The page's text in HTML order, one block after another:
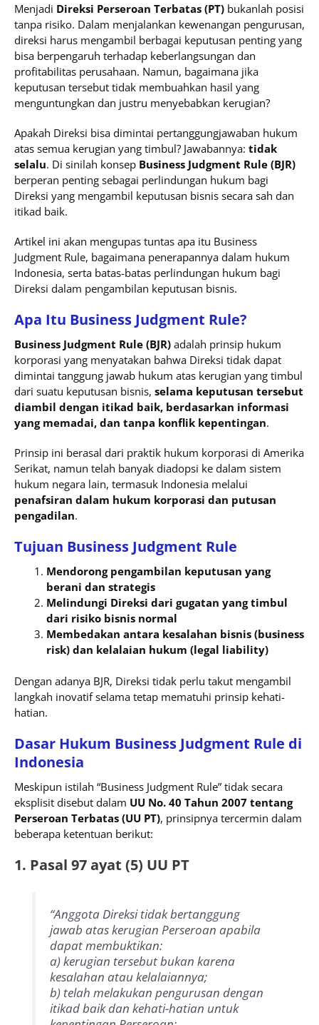
Menjadi Direksi Perseroan Terbatas (PT) bukanlah posisi
tanpa risiko. Dalam menjalankan kewenangan pengurusan,
direksi harus mengambil berbagai keputusan penting yang
bisa berpengaruh terhadap keberlangsungan dan
profitabilitas perusahaan. Namun, bagaimana jika
keputusan tersebut tidak membuahkan hasil yang
menguntungkan dan justru menyebabkan kerugian?
Apakah Direksi bisa dimintai pertanggungjawaban hukum
atas semua kerugian yang timbul? Jawabannya: tidak
selalu. Di sinilah konsep Business Judgment Rule (BJR)
berperan penting sebagai perlindungan hukum bagi
Direksi yang mengambil keputusan bisnis secara sah dan
itikad baik.
Artikel ini akan mengupas tuntas apa itu Business
Judgment Rule, bagaimana penerapannya dalam hukum
Indonesia, serta batas-batas perlindungan hukum bagi
Direksi dalam pengambilan keputusan bisnis.
Apa Itu Business Judgment Rule?
Business Judgment Rule (BJR) adalah prinsip hukum
korporasi yang menyatakan bahwa Direksi tidak dapat
dimintai tanggung jawab hukum atas kerugian yang timbul
dari suatu keputusan bisnis, selama keputusan tersebut
diambil dengan itikad baik, berdasarkan informasi
yang memadai, dan tanpa konflik kepentingan.
Prinsip ini berasal dari praktik hukum korporasi di Amerika
Serikat, namun telah banyak diadopsi ke dalam sistem
hukum negara lain, termasuk Indonesia melalui
penafsiran dalam hukum korporasi dan putusan
pengadilan.
Tujuan Business Judgment Rule
Mendorong pengambilan keputusan yang
berani dan strategis
Melindungi Direksi dari gugatan yang timbul
dari risiko bisnis normal
Membedakan antara kesalahan bisnis (business
risk) dan kelalaian hukum (legal liability)
Dengan adanya BJR, Direksi tidak perlu takut mengambil
langkah inovatif selama tetap mematuhi prinsip kehati-
hatian.
Dasar Hukum Business Judgment Rule di
Indonesia
Meskipun istilah “Business Judgment Rule” tidak secara
eksplisit disebut dalam UU No. 40 Tahun 2007 tentang
Perseroan Terbatas (UU PT), prinsipnya tercermin dalam
beberapa ketentuan berikut:
1. Pasal 97 ayat (5) UU PT
“Anggota Direksi tidak bertanggung
jawab atas kerugian Perseroan apabila
dapat membuktikan:
a) kerugian tersebut bukan karena
kesalahan atau kelalaiannya;
b) telah melakukan pengurusan dengan
itikad baik dan kehati-hatian untuk